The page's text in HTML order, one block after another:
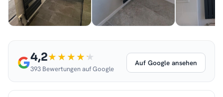
4,2
393 Bewertungen auf Google
Auf Google ansehen